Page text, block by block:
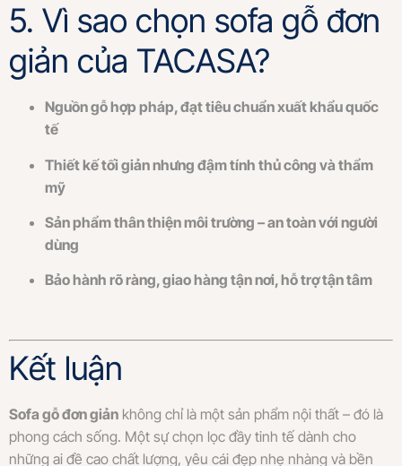
5. Vì sao chọn sofa gỗ đơn
giản của TACASA?
Nguồn gỗ hợp pháp, đạt tiêu chuẩn xuất khẩu quốc
tế
Thiết kế tối giản nhưng đậm tính thủ công và thẩm
mỹ
Sản phẩm thân thiện môi trường – an toàn với người
dùng
Bảo hành rõ ràng, giao hàng tận nơi, hỗ trợ tận tâm
Kết luận
Sofa gỗ đơn giản không chỉ là một sản phẩm nội thất – đó là
phong cách sống. Một sự chọn lọc đầy tinh tế dành cho
những ai đề cao chất lượng, yêu cái đẹp nhẹ nhàng và bền